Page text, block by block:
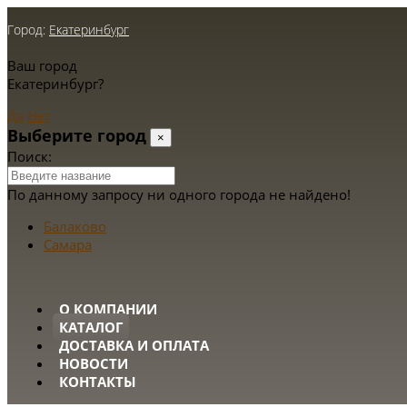
Город: Екатеринбург
Ваш город
Екатеринбург?
Да Нет
Выберите город ×
Поиск:
По данному запросу ни одного города не найдено!
Балаково
Самара
О КОМПАНИИ
КАТАЛОГ
ДОСТАВКА И ОПЛАТА
НОВОСТИ
КОНТАКТЫ